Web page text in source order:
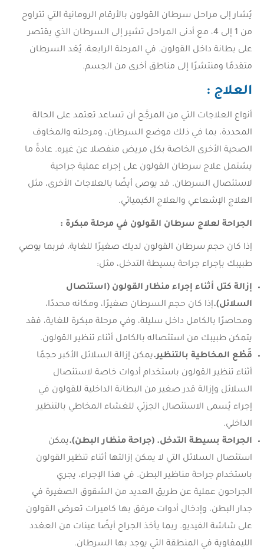
يُشار إلى مراحل سرطان القولون بالأرقام الرومانية التي تتراوح
من 1 إلى 4، مع أدنى المراحل تشير إلى السرطان الذي يقتصر
على بطانة داخل القولون. في المرحلة الرابعة، يُعَد السرطان
متقدمًا ومنتشرًا إلى مناطق أخرى من الجسم.
العلاج :
أنواع العلاجات التي من المرجَّح أن تساعد تعتمد على الحالة
المحددة، بما في ذلك موضع السرطان، ومرحلته والمخاوف
الصحية الأخرى الخاصة بكل مريض منفصلا عن غيره. عادةً ما
يشتمل علاج سرطان القولون على إجراء عملية جراحية
لاستئصال السرطان. قد يوصى أيضًا بالعلاجات الأخرى، مثل
العلاج الإشعاعي والعلاج الكيميائي.
الجراحة لعلاج سرطان القولون في مرحلة مبكرة :
إذا كان حجم سرطان القولون لديك صغيرًا للغاية، فربما يوصي
طبيبك بإجراء جراحة بسيطة التدخل، مثل:
إزالة كتل أثناء إجراء منظار القولون (استئصال
السلائل).إذا كان حجم السرطان صغيرًا، ومكانه محددًا،
ومحاصرًا بالكامل داخل سليلة، وفي مرحلة مبكرة للغاية، فقد
يتمكن طبيبك من استئصاله بالكامل أثناء تنظير القولون.
قَطْع المخاطية بالتنظير.يمكن إزالة السلائل الأكبر حجمًا
أثناء تنظير القولون باستخدام أدوات خاصة لاستئصال
السلائل وإزالة قدر صغير من البطانة الداخلية للقولون في
إجراء يُسمى الاستئصال الجزئي للغشاء المخاطي بالتنظير
الداخلي.
الجراحة بسيطة التدخل. (جراحة منظار البطن).يمكن
استئصال السلائل التي لا يمكن إزالتها أثناء تنظير القولون
باستخدام جراحة مناظير البطن. في هذا الإجراء، يجري
الجراحون عملية عن طريق العديد من الشقوق الصغيرة في
جدار البطن، وإدخال أدوات مرفق بها كاميرات تعرض القولون
على شاشة الفيديو. ربما يأخذ الجراح أيضًا عينات من العغدد
الليمفاوية في المنطقة التي يوجد بها السرطان.